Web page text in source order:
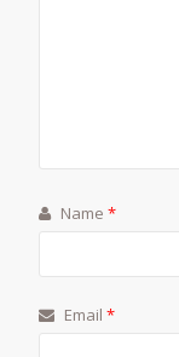
Name*
Email*